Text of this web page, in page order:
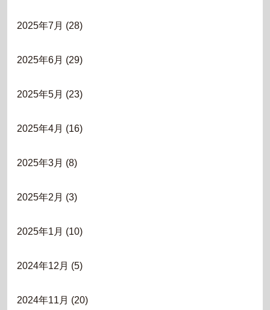
2025年7月 (28)
2025年6月 (29)
2025年5月 (23)
2025年4月 (16)
2025年3月 (8)
2025年2月 (3)
2025年1月 (10)
2024年12月 (5)
2024年11月 (20)